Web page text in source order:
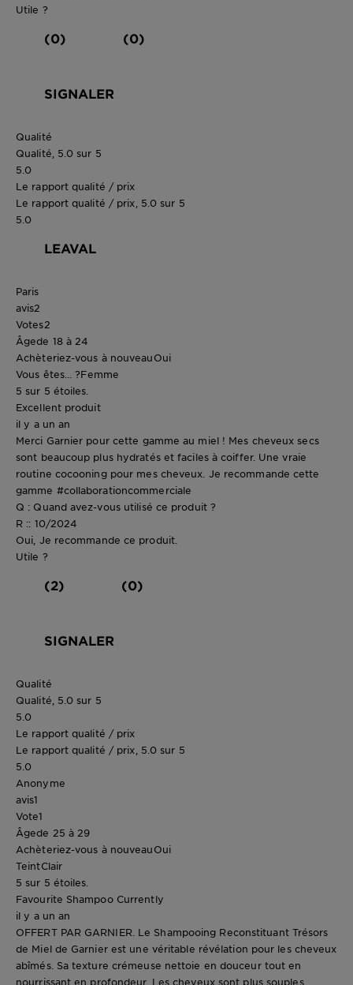
Utile ?
(0) (0)
SIGNALER
Qualité
Qualité, 5.0 sur 5
5.0
Le rapport qualité / prix
Le rapport qualité / prix, 5.0 sur 5
5.0
LEAVAL
Paris
avis2
Votes2
Âgede 18 à 24
Achèteriez-vous à nouveauOui
Vous êtes... ?Femme
5 sur 5 étoiles.
Excellent produit
il y a un an
Merci Garnier pour cette gamme au miel ! Mes cheveux secs
sont beaucoup plus hydratés et faciles à coiffer. Une vraie
routine cocooning pour mes cheveux. Je recommande cette
gamme #collaborationcommerciale
Q : Quand avez-vous utilisé ce produit ?
R :: 10/2024
Oui, Je recommande ce produit.
Utile ?
(2) (0)
SIGNALER
Qualité
Qualité, 5.0 sur 5
5.0
Le rapport qualité / prix
Le rapport qualité / prix, 5.0 sur 5
5.0
Anonyme
avis1
Vote1
Âgede 25 à 29
Achèteriez-vous à nouveauOui
TeintClair
5 sur 5 étoiles.
Favourite Shampoo Currently
il y a un an
OFFERT PAR GARNIER. Le Shampooing Reconstituant Trésors
de Miel de Garnier est une véritable révélation pour les cheveux
abîmés. Sa texture crémeuse nettoie en douceur tout en
nourrissant en profondeur. Les cheveux sont plus souples,